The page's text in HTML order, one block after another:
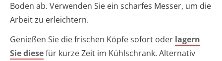
Boden ab. Verwenden Sie ein scharfes Messer, um die
Arbeit zu erleichtern.
Genießen Sie die frischen Köpfe sofort oder lagern
Sie diesefür kurze Zeit im Kühlschrank. Alternativ